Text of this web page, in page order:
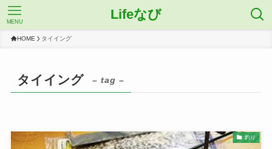
Lifeなび
MENU
HOME タイイング
タイイング – tag –
釣り